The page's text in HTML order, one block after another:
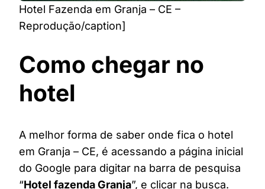
Hotel Fazenda em Granja – CE –
Reprodução/caption]
Como chegar no
hotel
A melhor forma de saber onde fica o hotel
em Granja – CE, é acessando a página inicial
do Google para digitar na barra de pesquisa
“Hotel fazenda Granja”, e clicar na busca.